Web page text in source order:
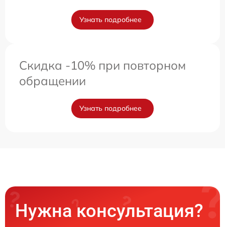
Узнать подробнее
Скидка -10% при повторном
обращении
Узнать подробнее
Нужна консультация?